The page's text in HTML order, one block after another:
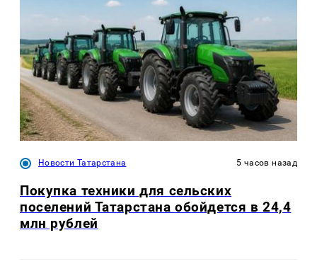
Новости Татарстана 5 часов назад
Покупка техники для сельских
поселений Татарстана обойдется в 24,4
млн рублей